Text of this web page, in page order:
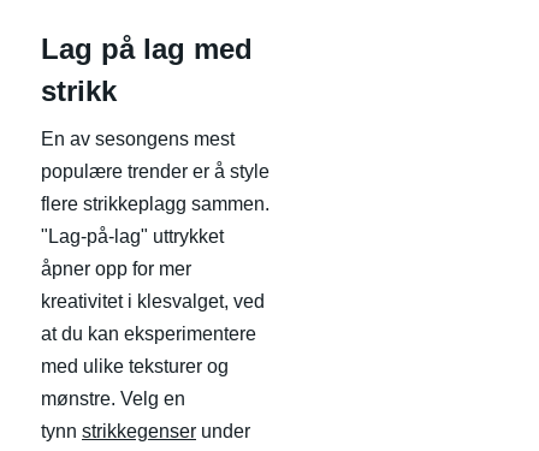
Lag på lag med
strikk
En av sesongens mest
populære trender er å style
flere strikkeplagg sammen.
"Lag-på-lag" uttrykket
åpner opp for mer
kreativitet i klesvalget, ved
at du kan eksperimentere
med ulike teksturer og
mønstre. Velg en
tynn strikkegenser under